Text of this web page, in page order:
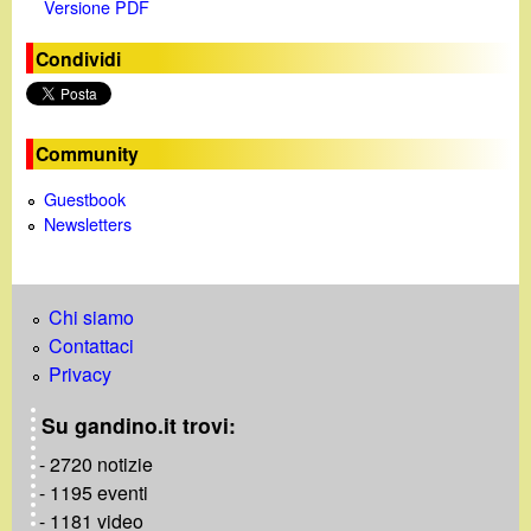
e
Versione PDF
Condividi
Community
Guestbook
Newsletters
Chi siamo
Contattaci
Privacy
Su gandino.it trovi:
- 2720 notizie
- 1195 eventi
- 1181 video